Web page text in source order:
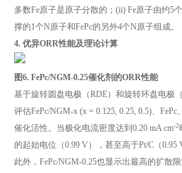
多数Fe原子是原子分散的；(ii) Fe原子由约5
撑的1个N原子和FePc的另外4个N原子组成。
4. 优异ORR性能及理论计算
图6. FePc/NGM-0.25催化剂的ORR性能
基于旋转圆盘电极（RDE）和旋转环盘电极
评估FePc/NGM-x (x = 0.125, 0.25, 0.5)、
催化活性。当极化电流密度达到0.20 mA cm-2
的起始电位（0.99 V），甚至高于Pt/C（0.95
此外，FePc/NGM-0.25也显示出最高的扩散